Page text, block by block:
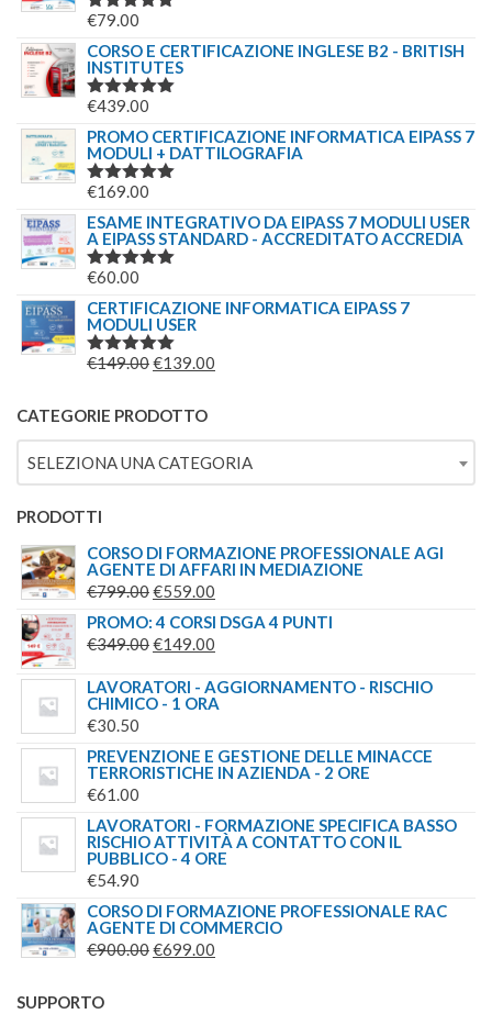
ERA:
VALUTATO
€79.00
CORSO E CERTIFICAZIONE INGLESE B2 - BRITISH
INSTITUTES
VALUTATO
€439.00
PROMO CERTIFICAZIONE INFORMATICA EIPASS 7
MODULI + DATTILOGRAFIA
VALUTATO
€169.00
ESAME INTEGRATIVO DA EIPASS 7 MODULI USER
A EIPASS STANDARD - ACCREDITATO ACCREDIA
VALUTATO
€60.00
CERTIFICAZIONE INFORMATICA EIPASS 7
MODULI USER
VALUTATO
€149.00IL
ORIGINALE
ERA:
€149.00.
€139.00
È:
€139.00.
CATEGORIE PRODOTTO
SELEZIONA UNA CATEGORIA
PRODOTTI
CORSO DI FORMAZIONE PROFESSIONALE AGI
AGENTE DI AFFARI IN MEDIAZIONE
€799.00IL
PREZZO
ORIGINALE
€799.00.
€559.00
PREZZO
€559.00.
PROMO: 4 CORSI DSGA 4 PUNTI
€349.00IL
ORIGINALE
€349.00.
€149.00
ATTUALE
€149.00.
LAVORATORI - AGGIORNAMENTO - RISCHIO
CHIMICO - 1 ORA
€30.50
PREVENZIONE E GESTIONE DELLE MINACCE
TERRORISTICHE IN AZIENDA - 2 ORE
€61.00
LAVORATORI - FORMAZIONE SPECIFICA BASSO
RISCHIO ATTIVITÀ A CONTATTO CON IL
PUBBLICO - 4 ORE
€54.90
CORSO DI FORMAZIONE PROFESSIONALE RAC
AGENTE DI COMMERCIO
€900.00IL
€699.00
SUPPORTO